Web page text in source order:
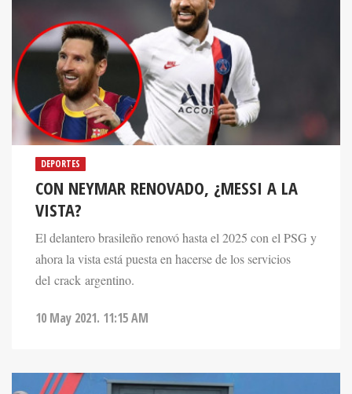
DEPORTES
CON NEYMAR RENOVADO, ¿MESSI A LA
VISTA?
El delantero brasileño renovó hasta el 2025 con el PSG y
ahora la vista está puesta en hacerse de los servicios
del crack argentino.
10 May 2021. 11:15 AM